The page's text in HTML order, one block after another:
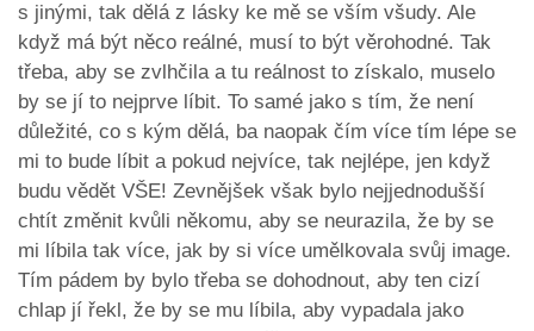
s jinými, tak dělá z lásky ke mě se vším všudy. Ale
když má být něco reálné, musí to být věrohodné. Tak
třeba, aby se zvlhčila a tu reálnost to získalo, muselo
by se jí to nejprve líbit. To samé jako s tím, že není
důležité, co s kým dělá, ba naopak čím více tím lépe se
mi to bude líbit a pokud nejvíce, tak nejlépe, jen když
budu vědět VŠE! Zevnějšek však bylo nejjednodušší
chtít změnit kvůli někomu, aby se neurazila, že by se
mi líbila tak více, jak by si více umělkovala svůj image.
Tím pádem by bylo třeba se dohodnout, aby ten cizí
chlap jí řekl, že by se mu líbila, aby vypadala jako